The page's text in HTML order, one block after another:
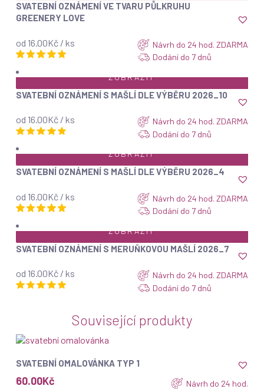
SVATEBNÍ OZNÁMENÍ VE TVARU PŮLKRUHU
GREENERY LOVE
od 16.00Kč / ks
Návrh do 24 hod. ZDARMA
Dodání do 7 dnů
ZOBRAZIT
SVATEBNÍ OZNÁMENÍ S MAŠLÍ DLE VÝBĚRU 2026_10
od 16.00Kč / ks
Návrh do 24 hod. ZDARMA
Dodání do 7 dnů
ZOBRAZIT
SVATEBNÍ OZNÁMENÍ S MAŠLÍ DLE VÝBĚRU 2026_4
od 16.00Kč / ks
Návrh do 24 hod. ZDARMA
Dodání do 7 dnů
ZOBRAZIT
SVATEBNÍ OZNÁMENÍ S MERUŇKOVOU MAŠLÍ 2026_7
od 16.00Kč / ks
Návrh do 24 hod. ZDARMA
Dodání do 7 dnů
Související produkty
ZOBRAZIT
SVATEBNÍ OMALOVÁNKA TYP 1
60.00Kč
Návrh do 24 hod.